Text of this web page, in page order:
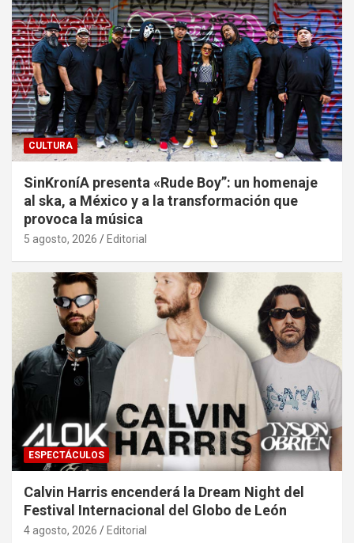
CULTURA
SinKroníA presenta «Rude Boy”: un homenaje
al ska, a México y a la transformación que
provoca la música
5 agosto, 2026 Editorial
ESPECTÁCULOS
Calvin Harris encenderá la Dream Night del
Festival Internacional del Globo de León
4 agosto, 2026 Editorial